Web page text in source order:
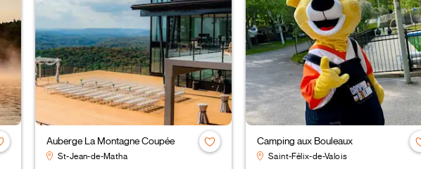
Auberge La Montagne Coupée
St-Jean-de-Matha
Camping aux Bouleaux
Saint-Félix-de-Valois